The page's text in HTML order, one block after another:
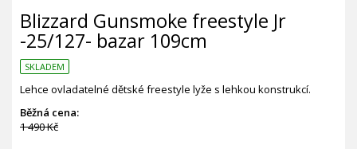
Blizzard Gunsmoke freestyle Jr
-25/127- bazar 109cm
SKLADEM
Lehce ovladatelné dětské freestyle lyže s lehkou konstrukcí.
Běžná cena:
1 490 Kč